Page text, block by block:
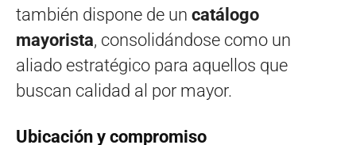
también dispone de un catálogo
mayorista, consolidándose como un
aliado estratégico para aquellos que
buscan calidad al por mayor.
Ubicación y compromiso